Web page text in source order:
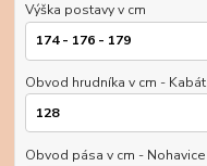
Výška postavy v cm
Obvod hrudníka v cm - Kabát
Obvod pása v cm - Nohavice